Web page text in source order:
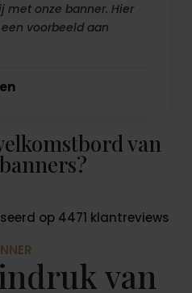
met onze banner. Hier
voorbeeld aan
van
op 4471 klantreviews
van